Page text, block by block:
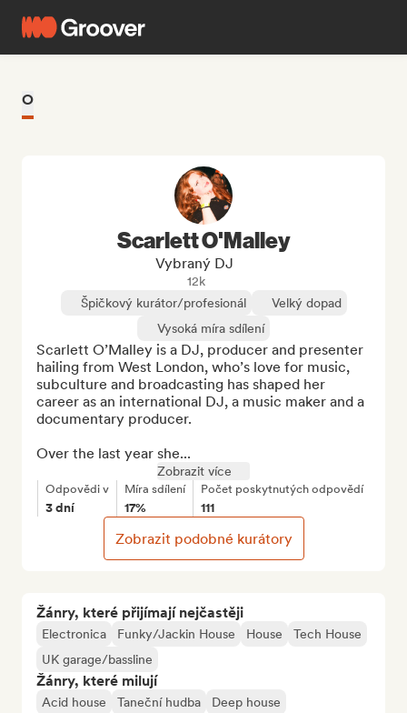
O
Žánry, které přijímají nejčastěji
Electronica Funky/Jackin House House
Tech House
UK garage/bassline
Žánry, které milují
Acid house Taneční hudba
Deep house
Scarlett O'Malley
Vybraný DJ
12k
Špičkový kurátor/profesionál
Velký dopad
Vysoká míra sdílení
Scarlett O’Malley is a DJ, producer and presenter
hailing from West London, who’s love for music,
subculture and broadcasting has shaped her
career as an international DJ, a music maker and a
documentary producer.
Over the last year she...
Zobrazit více
Odpovědi v
3 dní
Míra sdílení
17%
Počet poskytnutých odpovědí
111
Zobrazit podobné kurátory